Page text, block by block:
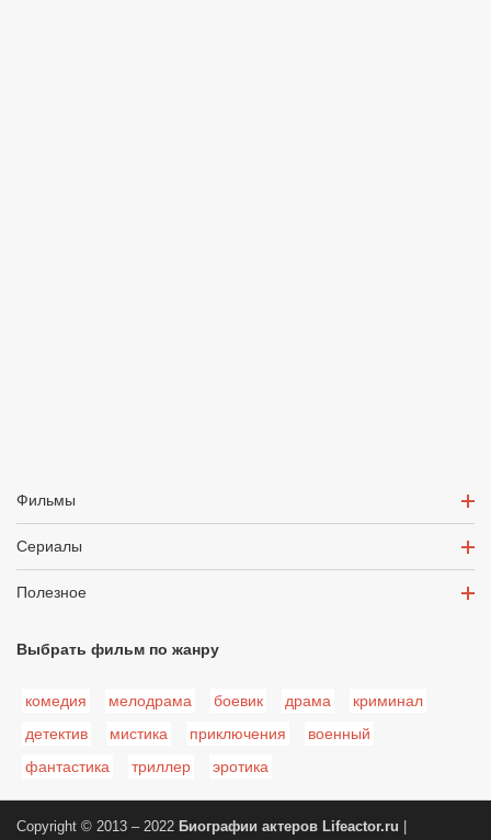
Фильмы
Сериалы
Полезное
Выбрать фильм по жанру
комедия мелодрама боевик драма
криминал
детектив
мистика приключения
военный
фантастика
триллер эротика
Copyright © 2013 – 2022 Биографии актеров Lifeactor.ru